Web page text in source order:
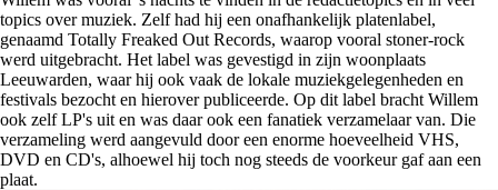
topics over muziek. Zelf had hij een onafhankelijk platenlabel,
genaamd Totally Freaked Out Records, waarop vooral stoner-rock
werd uitgebracht. Het label was gevestigd in zijn woonplaats
Leeuwarden, waar hij ook vaak de lokale muziekgelegenheden en
festivals bezocht en hierover publiceerde. Op dit label bracht Willem
ook zelf LP's uit en was daar ook een fanatiek verzamelaar van. Die
verzameling werd aangevuld door een enorme hoeveelheid VHS,
DVD en CD's, alhoewel hij toch nog steeds de voorkeur gaf aan een
plaat.